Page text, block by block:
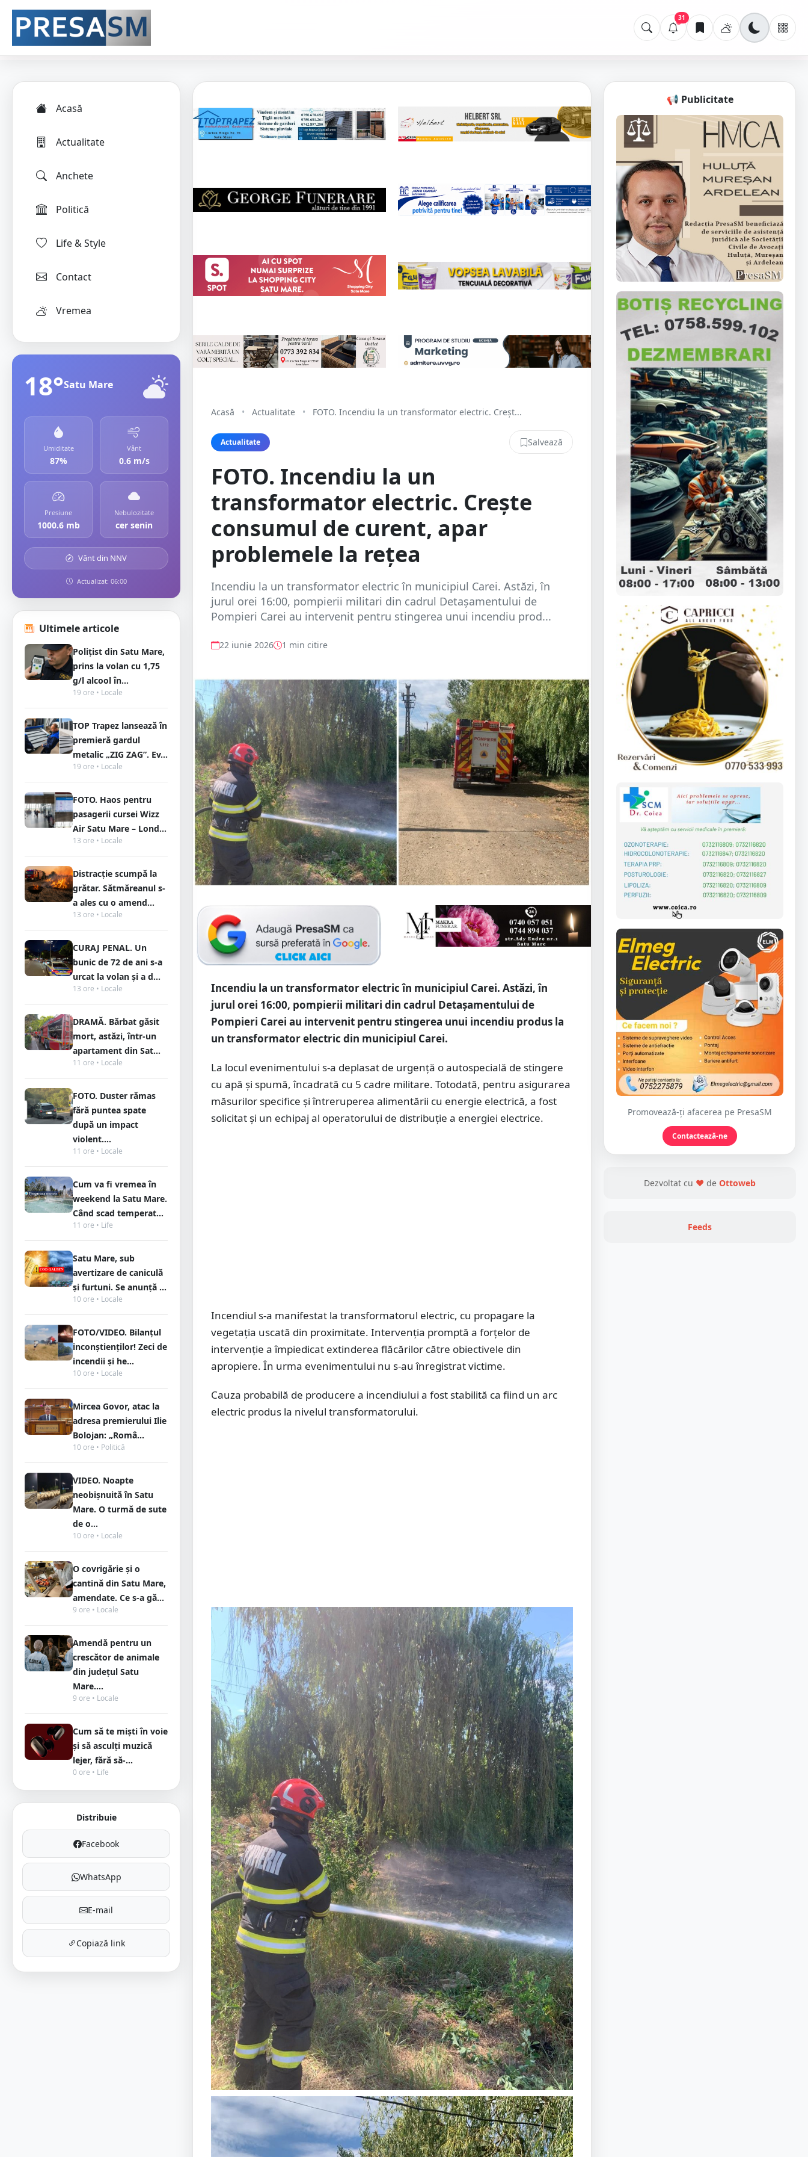
31
Acasă
Actualitate
Anchete
Politică
Life & Style
Contact
Vremea
18°Satu Mare
Umiditate
87%
Vânt
0.6 m/s
Presiune
1000.6 mb
Nebulozitate
cer senin
Vânt din NNV
Actualizat: 06:00
Ultimele articole
Polițist din Satu Mare,
prins la volan cu 1,75
g/l alcool în...
19 ore • Locale
TOP Trapez lansează în
premieră gardul
metalic „ZIG ZAG”. Ev...
19 ore • Locale
FOTO. Haos pentru
pasagerii cursei Wizz
Air Satu Mare – Lond...
13 ore • Locale
Distracție scumpă la
grătar. Sătmăreanul s-
a ales cu o amend...
13 ore • Locale
CURAJ PENAL. Un
bunic de 72 de ani s-a
urcat la volan și a d...
13 ore • Locale
DRAMĂ. Bărbat găsit
mort, astăzi, într-un
apartament din Sat...
11 ore • Locale
FOTO. Duster rămas
fără puntea spate
după un impact
violent....
11 ore • Locale
Cum va fi vremea în
weekend la Satu Mare.
Când scad temperat...
11 ore • Life
Satu Mare, sub
avertizare de caniculă
și furtuni. Se anunță ...
10 ore • Locale
FOTO/VIDEO. Bilanțul
inconștienților! Zeci de
incendii și he...
10 ore • Locale
Mircea Govor, atac la
adresa premierului Ilie
Bolojan: „Româ...
10 ore • Politică
VIDEO. Noapte
neobișnuită în Satu
Mare. O turmă de sute
de o...
10 ore • Locale
O covrigărie și o
cantină din Satu Mare,
amendate. Ce s-a gă...
9 ore • Locale
Amendă pentru un
crescător de animale
din județul Satu
Mare....
9 ore • Locale
Cum să te miști în voie
și să asculți muzică
lejer, fără să-...
0 ore • Life
Distribuie
Facebook
WhatsApp
E-mail
Copiază link
Acasă • Actualitate • FOTO. Incendiu la un transformator electric. Creșt...
Actualitate Salvează
FOTO. Incendiu la un
transformator electric. Crește
consumul de curent, apar
problemele la rețea
Incendiu la un transformator electric în municipiul Carei. Astăzi, în
jurul orei 16:00, pompierii militari din cadrul Detașamentului de
Pompieri Carei au intervenit pentru stingerea unui incendiu prod...
22 iunie 2026 1 min citire
Incendiu la un transformator electric în municipiul Carei. Astăzi, în
jurul orei 16:00, pompierii militari din cadrul Detașamentului de
Pompieri Carei au intervenit pentru stingerea unui incendiu produs la
un transformator electric din municipiul Carei.
La locul evenimentului s-a deplasat de urgență o autospecială de stingere
cu apă și spumă, încadrată cu 5 cadre militare. Totodată, pentru asigurarea
măsurilor specifice și întreruperea alimentării cu energie electrică, a fost
solicitat și un echipaj al operatorului de distribuție a energiei electrice.
Incendiul s-a manifestat la transformatorul electric, cu propagare la
vegetația uscată din proximitate. Intervenția promptă a forțelor de
intervenție a împiedicat extinderea flăcărilor către obiectivele din
apropiere. În urma evenimentului nu s-au înregistrat victime.
Cauza probabilă de producere a incendiului a fost stabilită ca fiind un arc
electric produs la nivelul transformatorului.
📢 Publicitate
Promovează-ți afacerea pe PresaSM
Contactează-ne
Dezvoltat cu ❤ de Ottoweb
Feeds